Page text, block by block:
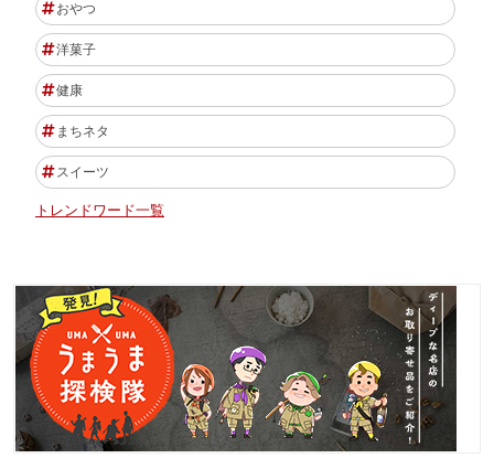
おやつ
洋菓子
健康
まちネタ
スイーツ
トレンドワード一覧